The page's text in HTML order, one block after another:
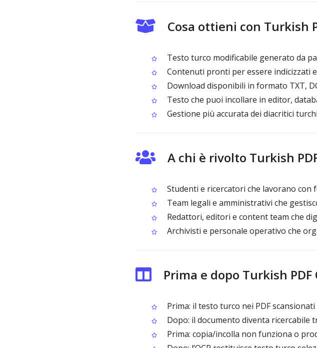
Cosa ottieni con Turkish
Testo turco modificabile generato da
Contenuti pronti per essere indicizzati
Download disponibili in formato TXT,
Testo che puoi incollare in editor,
Gestione più accurata dei diacritici
A chi è rivolto Turkish
Studenti e ricercatori che lavorano con
Team legali e amministrativi che
Redattori, editori e content team che
Archivisti e personale operativo che
Prima e dopo Turkish PDF
Prima: il testo turco nei PDF
Dopo: il documento diventa ricercabile
Prima: copia/incolla non funziona o